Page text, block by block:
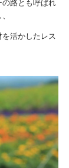
路とも呼ばれ
活かしたレス